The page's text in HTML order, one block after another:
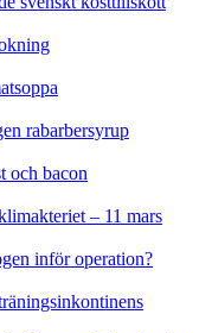
rabarbersyrup
och bacon
– 11 mars
inför operation?